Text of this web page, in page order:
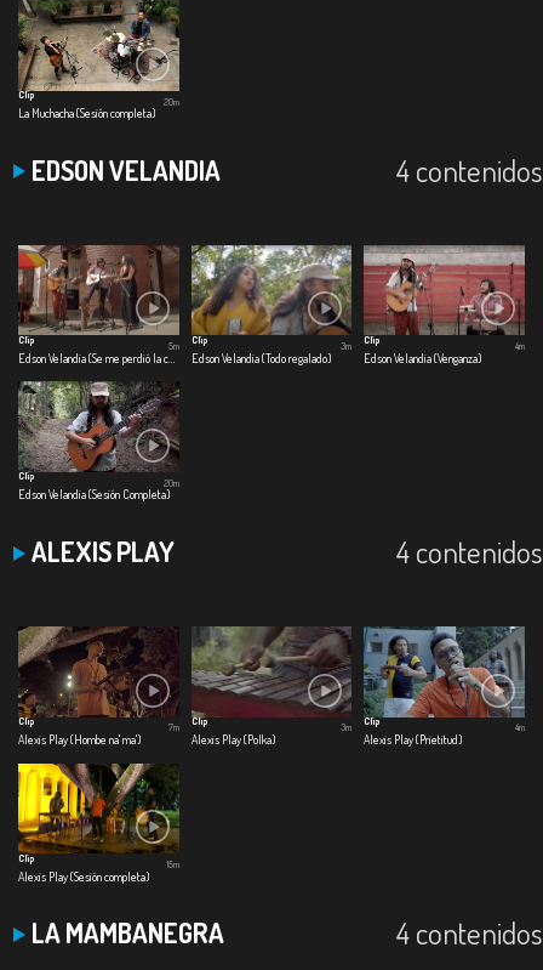
Clip
La Muchacha (Sesión completa)
20m
EDSON VELANDIA 4 contenidos
Clip
5m
Clip
Edson Velandia (Todo regalado)
3m
Clip
Edson Velandia (Venganza)
4m
Clip
Edson Velandia (Sesión Completa)
20m
ALEXIS PLAY 4 contenidos
Clip
Alexis Play (Hombe na' ma')
7m
Clip
Alexis Play (Polka)
3m
Clip
Alexis Play (Prietitud)
4m
Clip
Alexis Play (Sesión completa)
15m
LA MAMBANEGRA 4 contenidos